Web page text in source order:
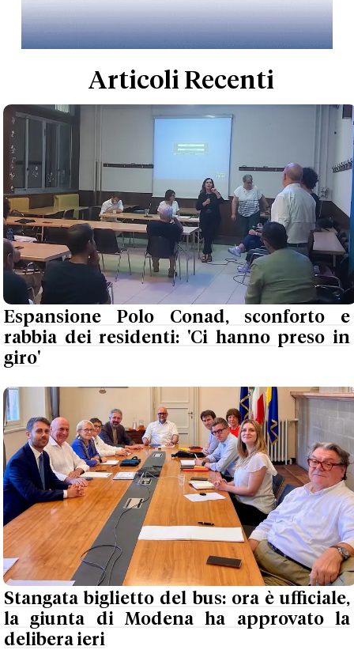
Articoli Recenti
Espansione Polo Conad, sconforto e
rabbia dei residenti: 'Ci hanno preso in
giro'
Stangata biglietto del bus: ora è ufficiale,
la giunta di Modena ha approvato la
delibera ieri